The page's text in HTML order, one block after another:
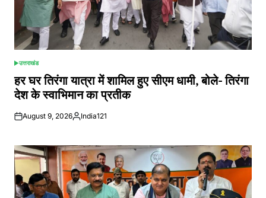
POSTED
IN
उत्तराखंड
हर घर तिरंगा यात्रा में शामिल हुए सीएम धामी, बोले- तिरंगा
देश के स्वाभिमान का प्रतीक
August 9, 2026Posted
India121